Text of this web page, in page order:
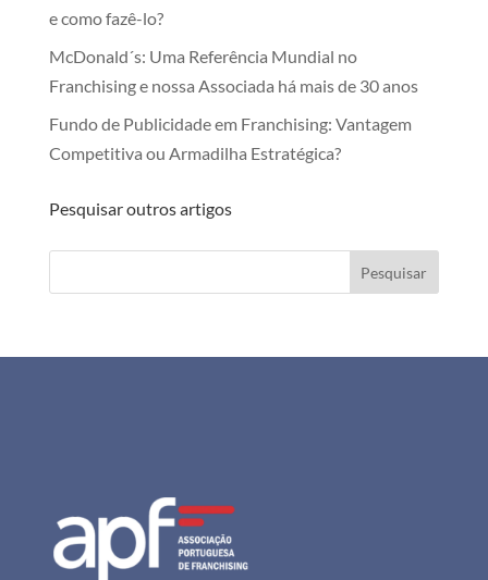
e como fazê-lo?
McDonald´s: Uma Referência Mundial no
Franchising e nossa Associada há mais de 30 anos
Fundo de Publicidade em Franchising: Vantagem
Competitiva ou Armadilha Estratégica?
Pesquisar outros artigos
Pesquisar